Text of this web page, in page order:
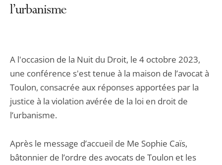
l’urbanisme
A l'occasion de la Nuit du Droit, le 4 octobre 2023,
une conférence s'est tenue à la maison de l’avocat à
Toulon, consacrée aux réponses apportées par la
justice à la violation avérée de la loi en droit de
l’urbanisme.
Après le message d’accueil de Me Sophie Caïs,
bâtonnier de l’ordre des avocats de Toulon et les